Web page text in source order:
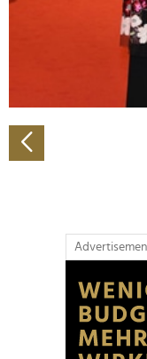
analysieren.
Verwendung
soziale Medien,
Partner führen
weiteren Daten
gesammelt haben.